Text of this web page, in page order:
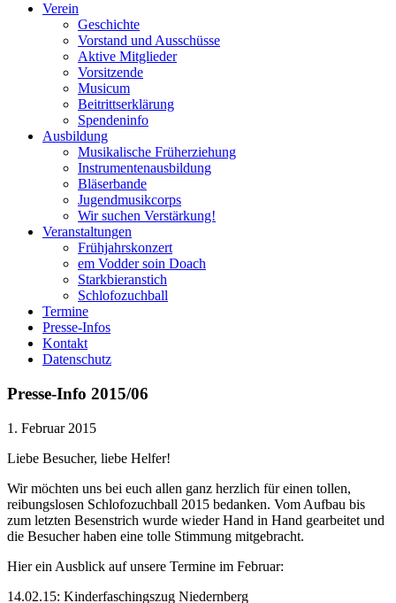
Verein
Geschichte
Vorstand und Ausschüsse
Aktive Mitglieder
Vorsitzende
Musicum
Beitrittserklärung
Spendeninfo
Ausbildung
Musikalische Früherziehung
Instrumentenausbildung
Bläserbande
Jugendmusikcorps
Wir suchen Verstärkung!
Veranstaltungen
Frühjahrskonzert
em Vodder soin Doach
Starkbieranstich
Schlofozuchball
Termine
Presse-Infos
Kontakt
Datenschutz
Presse-Info 2015/06
1. Februar 2015
Liebe Besucher, liebe Helfer!
Wir möchten uns bei euch allen ganz herzlich für einen tollen,
reibungslosen Schlofozuchball 2015 bedanken. Vom Aufbau bis
zum letzten Besenstrich wurde wieder Hand in Hand gearbeitet und
die Besucher haben eine tolle Stimmung mitgebracht.
Hier ein Ausblick auf unsere Termine im Februar:
14.02.15: Kinderfaschingszug Niedernberg